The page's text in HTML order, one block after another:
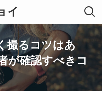
イ
撮るコツはあ
が確認すべきコ